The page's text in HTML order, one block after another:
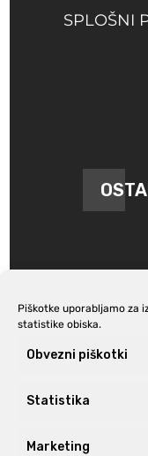
Piškotke uporabljamo za
statistike obiska.
Obvezni piškotki
Statistika
Marketing
SPLOŠNI